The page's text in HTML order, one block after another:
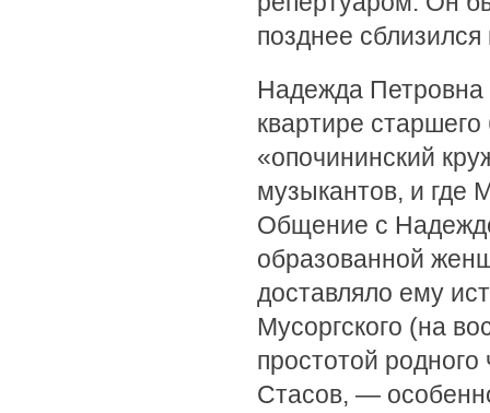
позднее
Надежда
квартире
«опочининский
музыкантов, и где
Общение с
образованной
доставляло ему
Мусоргского (на
простотой
Стасов, —